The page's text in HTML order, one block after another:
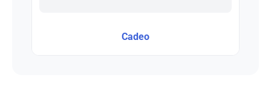
Cadeo